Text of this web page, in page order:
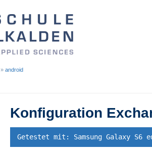
»android
Konfiguration
Getestet mit: Samsung Galaxy S6